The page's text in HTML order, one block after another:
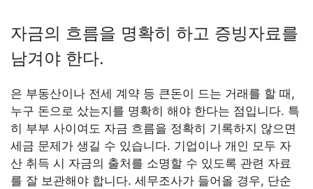
자금의 흐름을 명확히 하고 증빙자료를
남겨야 한다.
은 부동산이나 전세 계약 등 큰돈이 드는 거래를 할 때,
누구 돈으로 샀는지를 명확히 해야 한다는 점입니다. 특
히 부부 사이여도 자금 흐름을 정확히 기록하지 않으면
세금 문제가 생길 수 있습니다. 기업이나 개인 모두 자
산 취득 시 자금의 출처를 소명할 수 있도록 관련 자료
를 잘 보관해야 합니다. 세무조사가 들어올 경우, 단순